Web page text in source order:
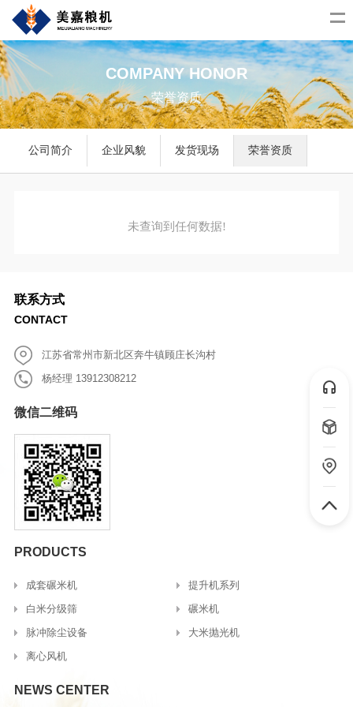
COMPANY HONOR
荣誉资质
公司简介 企业风貌 发货现场 荣誉资质
未查询到任何数据!
联系方式
CONTACT
江苏省常州市新北区奔牛镇顾庄长沟村
杨经理 13912308212
微信二维码
PRODUCTS
成套碾米机
提升机系列
白米分级筛
碾米机
脉冲除尘设备
大米抛光机
离心风机
NEWS CENTER